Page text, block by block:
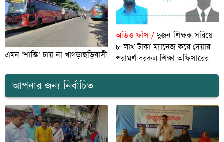
এমন ‘শান্তি’ চায় না খাগড়াছড়িবাসী
অডিও ফাঁস /দুজন শিক্ষক সরিয়ে
৮ লাখ টাকা ম্যানেজ করে দেয়ার
পরামর্শ বরকল শিক্ষা অফিসারের
আপনার জন্য নির্বাচিত